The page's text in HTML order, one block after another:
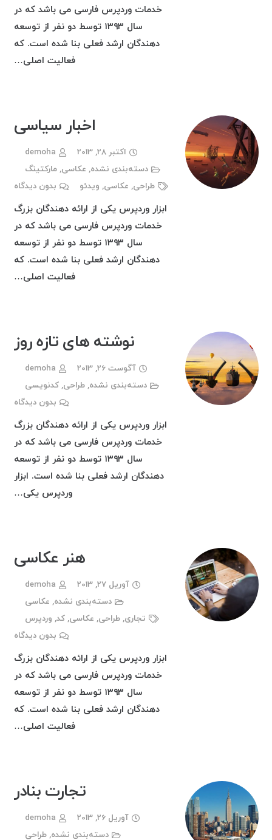
خدمات وردپرس فارسی می باشد که در
سال ۱۳۹۳ توسط دو نفر از توسعه
دهندگان ارشد فعلی بنا شده است. که
فعالیت اصلی…
اخبار سیاسی
اکتبر 28, 2013
demoha
دسته‌بندی نشده, عکاسی,مارکتینگ
طراحی, عکاسی, ویدئو بدون دیدگاه
ابزار وردپرس یکی از ارائه دهندگان بزرگ
خدمات وردپرس فارسی می باشد که در
سال ۱۳۹۳ توسط دو نفر از توسعه
دهندگان ارشد فعلی بنا شده است. که
فعالیت اصلی…
نوشته های تازه روز
آگوست 26, 2013
demoha
دسته‌بندی نشده,طراحی,کدنویسی
بدون دیدگاه
ابزار وردپرس یکی از ارائه دهندگان بزرگ
خدمات وردپرس فارسی می باشد که در
سال ۱۳۹۳ توسط دو نفر از توسعه
دهندگان ارشد فعلی بنا شده است. ابزار
وردپرس یکی…
هنر عکاسی
آوریل 27, 2013
demoha
دسته‌بندی نشده, عکاسی
تجاری,طراحی, عکاسی,کد, وردپرس
بدون دیدگاه
ابزار وردپرس یکی از ارائه دهندگان بزرگ
خدمات وردپرس فارسی می باشد که در
سال ۱۳۹۳ توسط دو نفر از توسعه
دهندگان ارشد فعلی بنا شده است. که
فعالیت اصلی…
تجارت بنادر
آوریل 26, 2013
demoha
دسته‌بندی نشده,طراحی